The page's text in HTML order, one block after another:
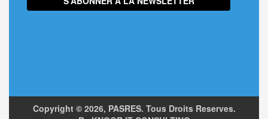
Copyright © 2026, PASRES. Tous Droits Reserves.